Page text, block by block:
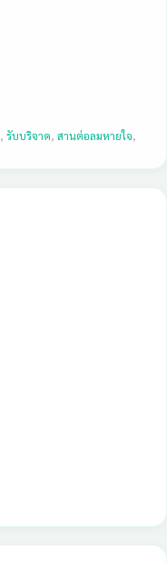
,รับบริจาค,สานต่อลมหายใจ,